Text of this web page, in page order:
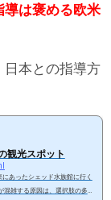
導は褒める欧米
日本との指導方
観光スポット
あったシェッド水族館に行く
混雑する原因は、選択肢の多